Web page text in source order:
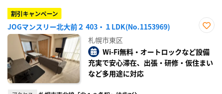
割引キャンペーン
JOGマンスリー北大前２ 403・１LDK(No.1153969)
り登
録
札幌市東区
Wi-Fi無料・オートロックなど設備
充実で安心滞在、出張・研修・仮住まい
など多用途に対応